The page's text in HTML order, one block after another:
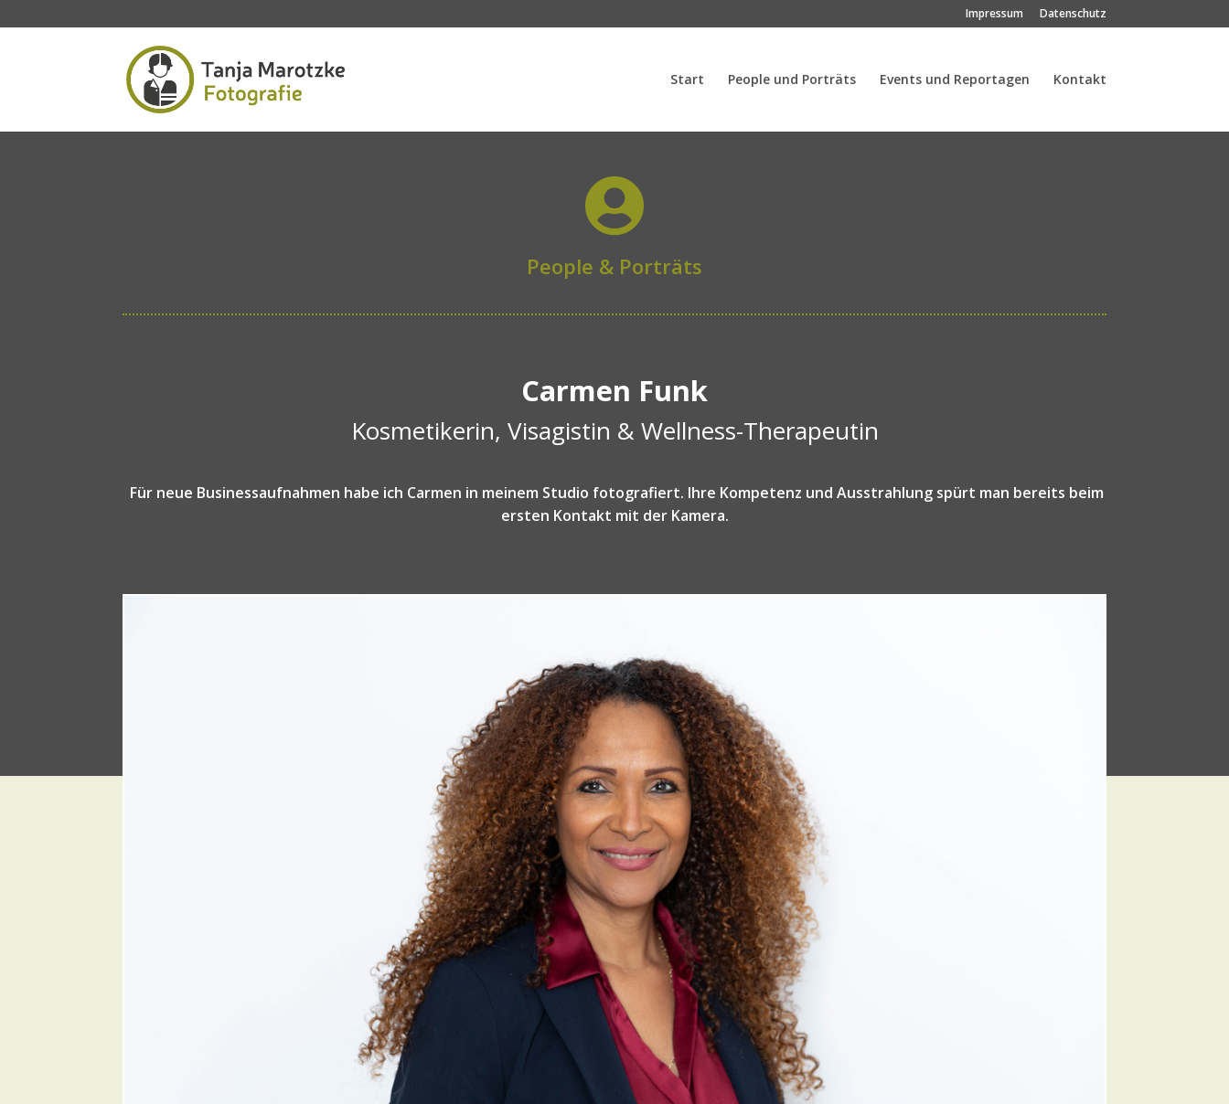
Impressum Datenschutz
Start People und Porträts Events und Reportagen Kontakt

People & Porträts
Carmen Funk
Kosmetikerin, Visagistin & Wellness-Therapeutin
Für neue Businessaufnahmen habe ich Carmen in meinem Studio fotografiert. Ihre Kompetenz und Ausstrahlung spürt man bereits beim
ersten Kontakt mit der Kamera.